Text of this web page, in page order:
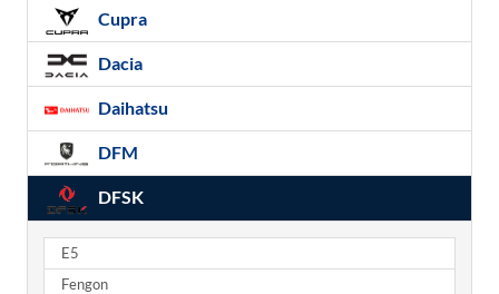
Cupra
Dacia
Daihatsu
DFM
DFSK
E5
Fengon